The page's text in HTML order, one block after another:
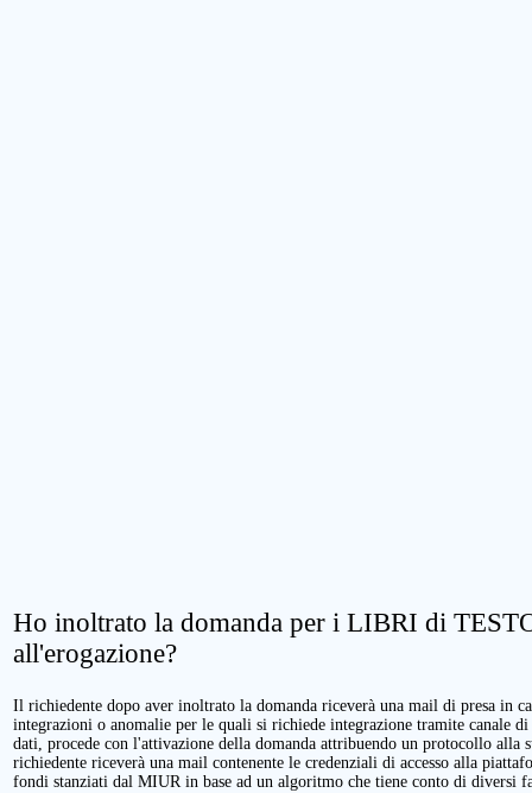
Ho inoltrato la domanda per i LIBRI di
all'erogazione?
Il richiedente dopo aver inoltrato la domanda riceverà una mail di presa in
integrazioni o anomalie per le quali si richiede integrazione tramite canale
dati, procede con l'attivazione della domanda attribuendo un protocollo alla
richiedente riceverà una mail contenente le credenziali di accesso alla
fondi stanziati dal MIUR in base ad un algoritmo che tiene conto di diversi